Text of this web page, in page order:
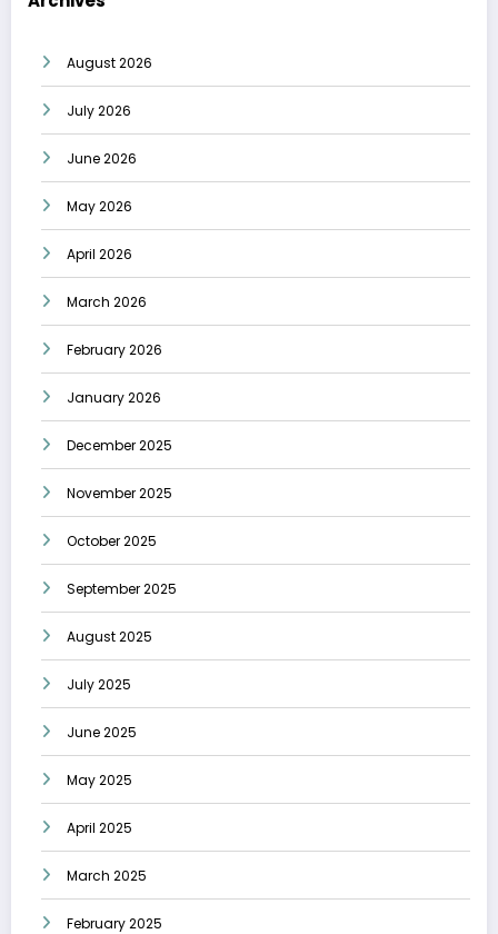
August 2026
July 2026
June 2026
May 2026
April 2026
March 2026
February 2026
January 2026
December 2025
November 2025
October 2025
September 2025
August 2025
July 2025
June 2025
May 2025
April 2025
March 2025
February 2025